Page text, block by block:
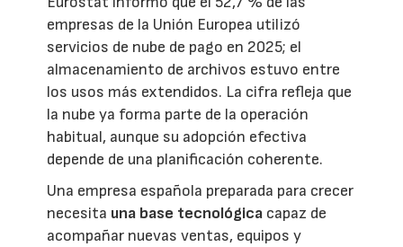
empresas de la Unión Europea utilizó
servicios de nube de pago en 2025; el
almacenamiento de archivos estuvo entre
los usos más extendidos. La cifra refleja que
la nube ya forma parte de la operación
habitual, aunque su adopción efectiva
depende de una planificación coherente.
Una empresa española preparada para crecer
necesita una base tecnológica capaz de
acompañar nuevas ventas, equipos y